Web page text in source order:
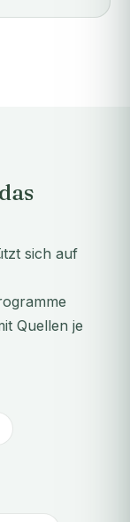
sich auf
Quellen je